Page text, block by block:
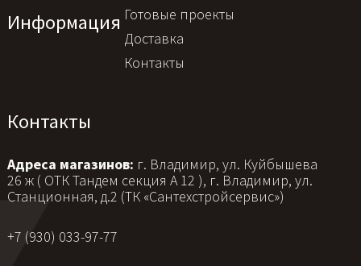
Информация Готовые проекты
Доставка
Контакты
Контакты
Адреса магазинов: г. Владимир, ул. Куйбышева
26 ж ( ОТК Тандем секция А 12 ), г. Владимир, ул.
Станционная, д.2 (ТК «Сантехстройсервис»)
+7 (930) 033-97-77